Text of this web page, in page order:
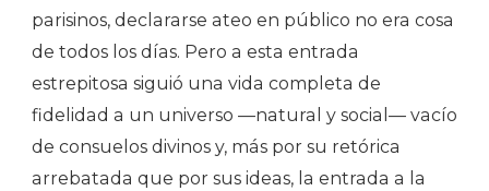
parisinos, declararse ateo en público no era cosa
de todos los días. Pero a esta entrada
estrepitosa siguió una vida completa de
fidelidad a un universo —natural y social— vacío
de consuelos divinos y, más por su retórica
arrebatada que por sus ideas, la entrada a la